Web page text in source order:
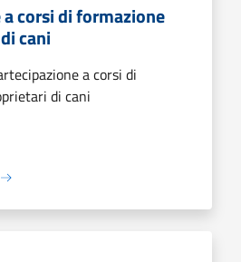
corsi di formazione
cani
a corsi di
di cani